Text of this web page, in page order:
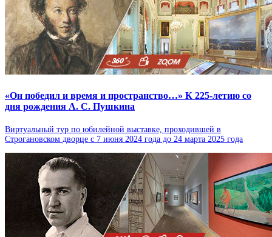
«Он победил и время и пространство…» К 225-летию со
дня рождения А. С. Пушкина
Виртуальный тур по юбилейной выставке, проходившей в
Строгановском дворце с 7 июня 2024 года до 24 марта 2025 года